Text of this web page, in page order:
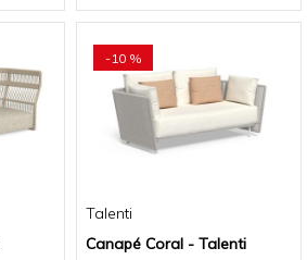
-10 %
Talenti
Canapé Coral - Talenti